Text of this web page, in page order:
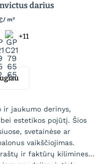
darius
/ m²
+11
ir jaukumo derinys,
estetikos pojūtį. Šios
svetainėse ar
vaikščiojimas.
raštų ir faktūrų kilimines